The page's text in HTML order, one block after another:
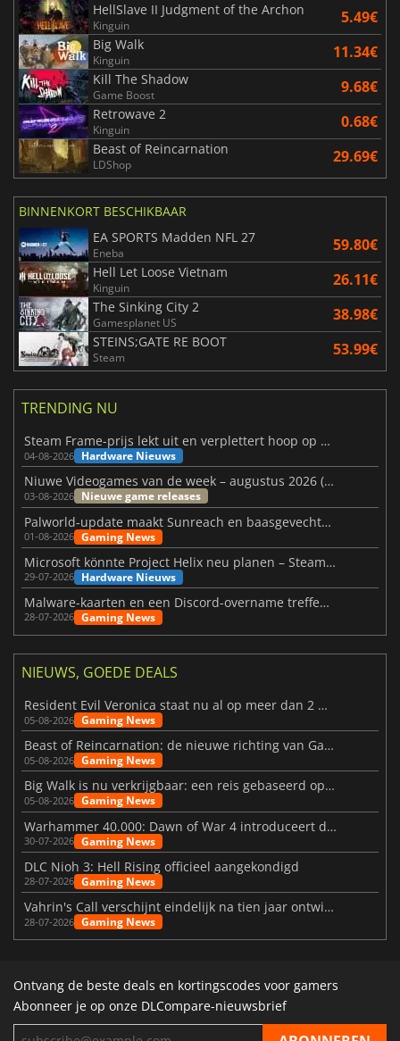
HellSlave II Judgment of the Archon
Kinguin 5.49€
Big Walk
Kinguin 11.34€
Kill The Shadow
Game Boost 9.68€
Retrowave 2
Kinguin 0.68€
Beast of Reincarnation
LDShop 29.69€
BINNENKORT BESCHIKBAAR
EA SPORTS Madden NFL 27
Eneba 59.80€
Hell Let Loose Vietnam
Kinguin 26.11€
The Sinking City 2
Gamesplanet US 38.98€
STEINS;GATE RE BOOT
Steam 53.99€
TRENDING NU
Steam Frame-prijs lekt uit en verplettert hoop op betaalbare VR
04-08-2026 Hardware Nieuws
Niuwe Videogames van de week – augustus 2026 (week 32)
03-08-2026 Nieuwe game releases
Palworld-update maakt Sunreach en baasgevechten stabieler
01-08-2026 Gaming News
Microsoft könnte Project Helix neu planen – Steam-Support wackelt
29-07-2026 Hardware Nieuws
Malware-kaarten en een Discord-overname treffen Meccha Chameleon
28-07-2026 Gaming News
NIEUWS, GOEDE DEALS
Resident Evil Veronica staat nu al op meer dan 2 miljoen verlanglijstjes
05-08-2026 Gaming News
Beast of Reincarnation: de nieuwe richting van Game Freak
05-08-2026 Gaming News
Big Walk is nu verkrijgbaar: een reis gebaseerd op vriendschap
05-08-2026 Gaming News
Warhammer 40.000: Dawn of War 4 introduceert de Necron-factie
30-07-2026 Gaming News
DLC Nioh 3: Hell Rising officieel aangekondigd
28-07-2026 Gaming News
Vahrin's Call verschijnt eindelijk na tien jaar ontwikkeling
28-07-2026 Gaming News
Ontvang de beste deals en kortingscodes voor gamers
Abonneer je op onze DLCompare-nieuwsbrief